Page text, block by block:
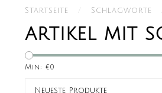
Startseite Schlagworte
ARTIKEL MIT
Min: €0